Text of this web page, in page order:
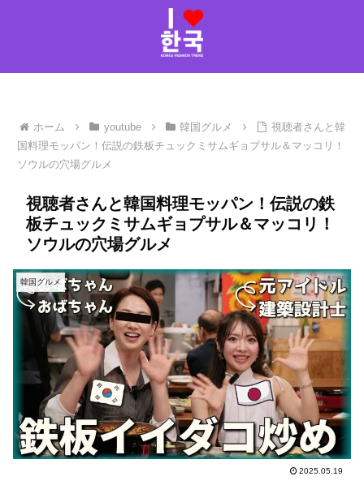
ホーム youtube 韓国グルメ
視聴者さんと韓
国料理モッパン！伝説の鉄板チュックミサムギョプサル＆マッコリ！
ソウルの穴場グルメ
視聴者さんと韓国料理モッパン！伝説の鉄
板チュックミサムギョプサル＆マッコリ！
ソウルの穴場グルメ
韓国グルメ
2025.05.19